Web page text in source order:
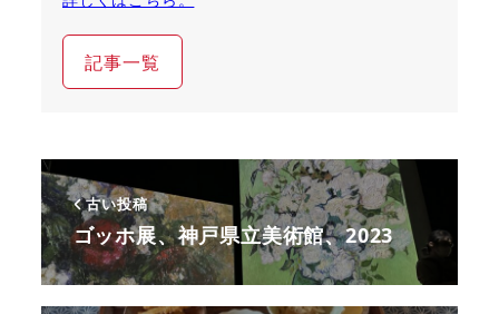
記事一覧
古い投稿
ゴッホ展、神戸県立美術館、2023